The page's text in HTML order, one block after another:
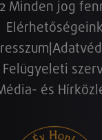
Minden jog
Felügyeleti
és